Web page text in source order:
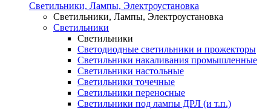
Светильники, Лампы, Электроустановка
Светильники, Лампы, Электроустановка
Светильники
Светильники
Светодиодные светильники и прожекторы
Светильники накаливания промышленные
Светильники настольные
Светильники точечные
Светильники переносные
Светильники под лампы ДРЛ (и т.п.)